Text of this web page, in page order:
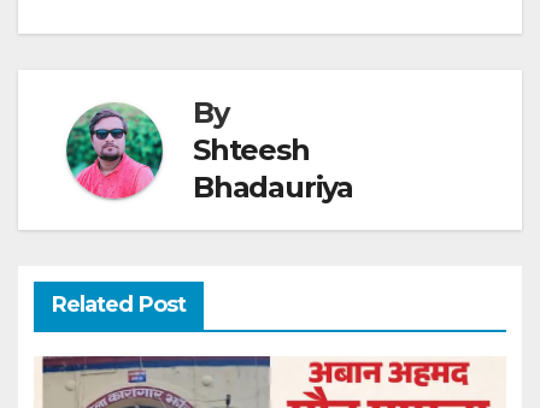
By
Shteesh
Bhadauriya
Related Post